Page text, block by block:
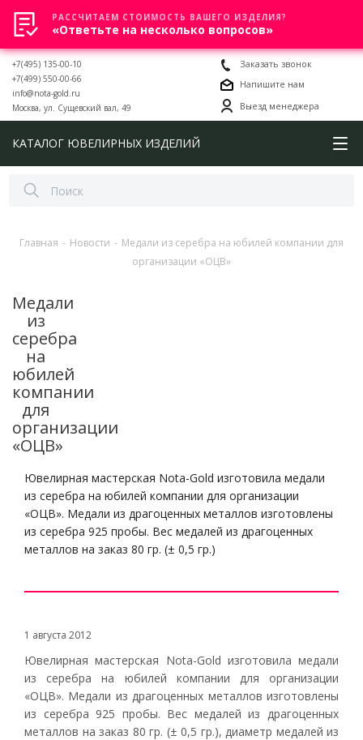
+7(495) 135-00-10
+7(499) 550-00-66
info@nota-gold.ru
Москва, ул. Сущевский вал, 49
Заказать звонок
Напишите нам
Выезд менеджера
КАТАЛОГ ЮВЕЛИРНЫХ ИЗДЕЛИЙ
Главная - Новости - Медали из серебра на юбилей компании для
организации «ОЦВ»
Медали
из
серебра
на
юбилей
компании
для
организации
«ОЦВ»
Ювелирная мастерская Nota-Gold изготовила медали
из серебра на юбилей компании для организации
«ОЦВ». Медали из драгоценных металлов изготовлены
из серебра 925 пробы. Вес медалей из драгоценных
металлов на заказ 80 гр. (± 0,5 гр.)
1 августа 2012
Ювелирная мастерская Nota-Gold изготовила медали
из серебра на юбилей компании для организации
«ОЦВ». Медали из драгоценных металлов изготовлены
из серебра 925 пробы. Вес медалей из драгоценных
металлов на заказ 80 гр. (± 0,5 гр.), диаметр медалей из
РАССЧИТАЕМ СТОИМОСТЬ ВАШЕГО ИЗДЕЛИЯ?
«Ответьте на несколько вопросов»